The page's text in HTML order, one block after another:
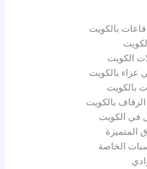
بالكويت
الكويت
عزاء بالكويت
بالكويت
بالكويت
في الكويت
المتميزة
الخاصة